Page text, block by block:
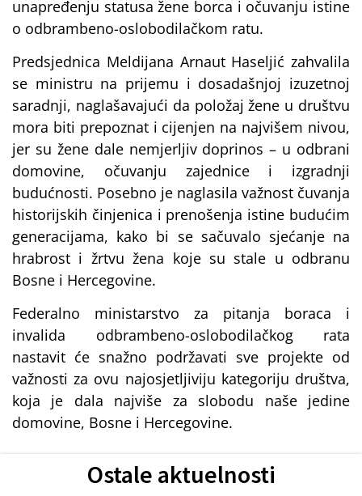
unapređenju statusa žene borca i očuvanju istine
o odbrambeno-oslobodilačkom ratu.
Predsjednica Meldijana Arnaut Haseljić zahvalila
se ministru na prijemu i dosadašnjoj izuzetnoj
saradnji, naglašavajući da položaj žene u društvu
mora biti prepoznat i cijenjen na najvišem nivou,
jer su žene dale nemjerljiv doprinos – u odbrani
domovine, očuvanju zajednice i izgradnji
budućnosti. Posebno je naglasila važnost čuvanja
historijskih činjenica i prenošenja istine budućim
generacijama, kako bi se sačuvalo sjećanje na
hrabrost i žrtvu žena koje su stale u odbranu
Bosne i Hercegovine.
Federalno ministarstvo za pitanja boraca i
invalida odbrambeno-oslobodilačkog rata
nastavit će snažno podržavati sve projekte od
važnosti za ovu najosjetljiviju kategoriju društva,
koja je dala najviše za slobodu naše jedine
domovine, Bosne i Hercegovine.
Ostale aktuelnosti